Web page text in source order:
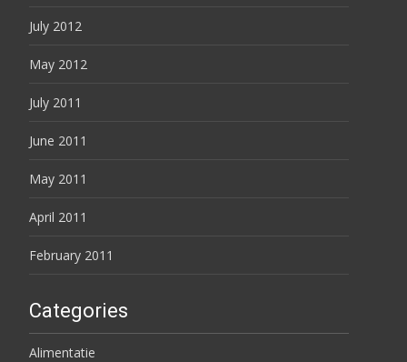
July 2012
May 2012
July 2011
June 2011
May 2011
April 2011
February 2011
Categories
Alimentatie